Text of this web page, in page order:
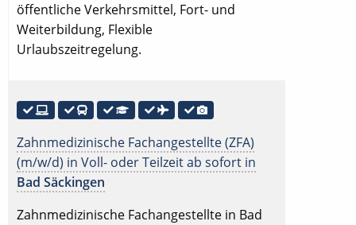
öffentliche Verkehrsmittel, Fort- und
Weiterbildung, Flexible
Urlaubszeitregelung.
Zahnmedizinische Fachangestellte (ZFA)
(m/w/d) in Voll- oder Teilzeit ab sofort in
Bad Säckingen
Zahnmedizinische Fachangestellte in Bad